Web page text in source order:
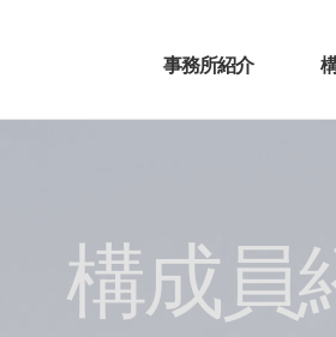
事務所紹介
構成員